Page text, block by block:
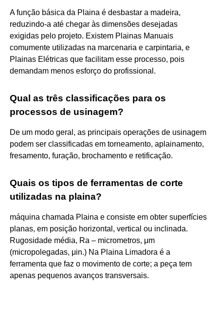
A função básica da Plaina é desbastar a madeira,
reduzindo-a até chegar às dimensões desejadas
exigidas pelo projeto. Existem Plainas Manuais
comumente utilizadas na marcenaria e carpintaria, e
Plainas Elétricas que facilitam esse processo, pois
demandam menos esforço do profissional.
Qual as três classificações para os
processos de usinagem?
De um modo geral, as principais operações de usinagem
podem ser classificadas em torneamento, aplainamento,
fresamento, furação, brochamento e retificação.
Quais os tipos de ferramentas de corte
utilizadas na plaina?
máquina chamada Plaina e consiste em obter superfícies
planas, em posição horizontal, vertical ou inclinada.
Rugosidade média, Ra – micrometros, μm
(micropolegadas, μin.) Na Plaina Limadora é a
ferramenta que faz o movimento de corte; a peça tem
apenas pequenos avanços transversais.